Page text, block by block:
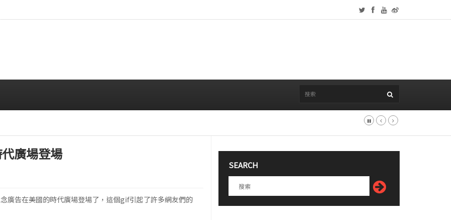
廣場登場
廣告在美國的時代廣場登場了，這個gif引起了許多網友們的
SEARCH